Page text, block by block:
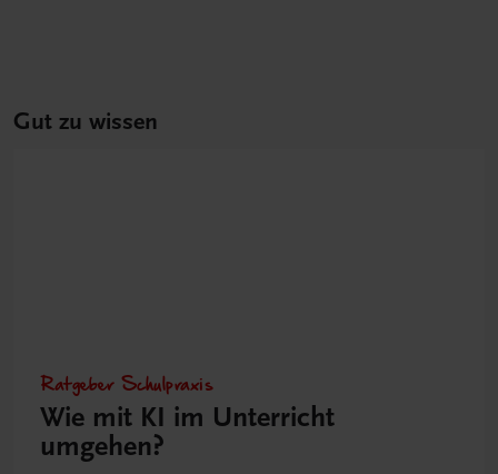
Gut zu wissen
Ratgeber Schulpraxis
Wie mit KI im Unterricht
umgehen?